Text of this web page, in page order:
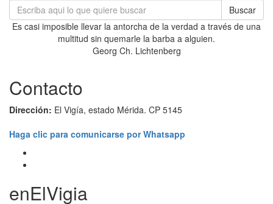
Buscar
Es casi imposible llevar la antorcha de la verdad a través de una
multitud sin quemarle la barba a alguien.
Georg Ch. Lichtenberg
Contacto
Dirección: El Vigía, estado Mérida. CP 5145
Haga clic para comunicarse por Whatsapp
enElVigia